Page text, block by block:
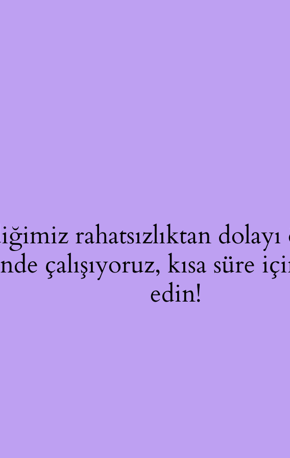
rahatsızlıktan
çalışıyoruz, kısa süre
edin!